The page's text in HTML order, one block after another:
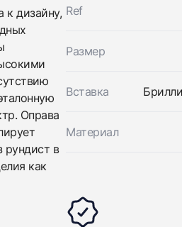
к дизайну,
Оправа
рундист в
как
Ref
Размер
Вставка
Материал
данные и мы свяжемся с
с бриллиантами 1,40 Ct.
Коробка
с бриллиантами 1,40 Ct.
фото ваших часов…